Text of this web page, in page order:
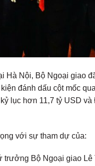
Hà Nội, Bộ Ngoại giao
đánh dấu cột mốc
lục hơn 11,7 tỷ USD
với sự tham dự của:
trưởng Bộ Ngoại giao Lê